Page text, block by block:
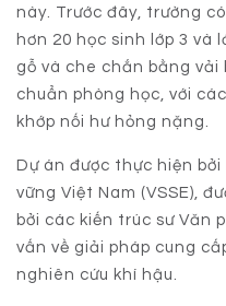
này. Trước đây, trường
hơn 20 học sinh lớp 3 và
gỗ và che chắn bằng
chuẩn phòng học, với
khớp nối hư hỏng nặng.
Dự án được thực hiện
vững Việt Nam (VSSE),
bởi các kiến trúc sư Văn
vấn về giải pháp cung
nghiên cứu khí hậu.